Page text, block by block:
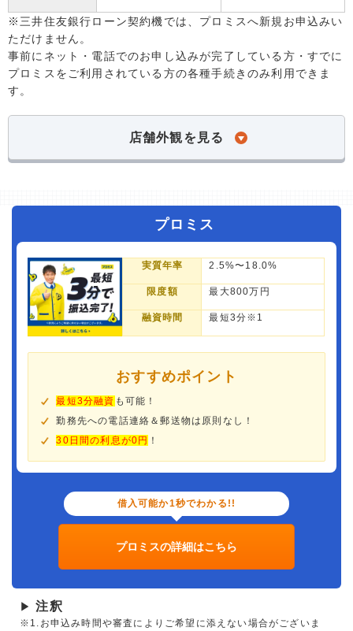
※三井住友銀行ローン契約機では、プロミスへ新規お申込みい
ただけません。
事前にネット・電話でのお申し込みが完了している方・すでに
プロミスをご利用されている方の各種手続きのみ利用できま
す。
店舗外観を見る
プロミス
実質年率 2.5%〜18.0%
限度額 最大800万円
融資時間 最短3分※1
おすすめポイント
最短3分融資 も可能！
勤務先への電話連絡＆郵送物は原則なし！
30日間の利息が0円 ！
借入可能か1秒でわかる!!
プロミスの詳細はこちら
▶ 注釈
※1.お申込み時間や審査によりご希望に添えない場合がございま